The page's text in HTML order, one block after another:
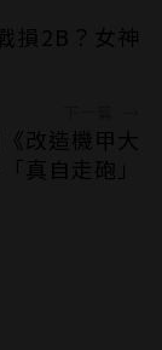
損2B？女神
改造機甲大
真自走砲」